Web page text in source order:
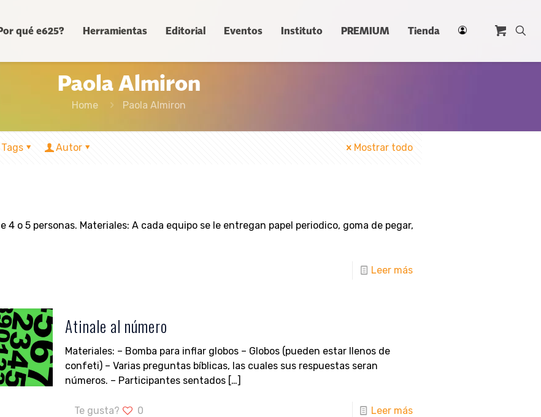
qué e625? Herramientas Editorial Eventos Instituto PREMIUM Tienda
Paola Almiron
Home Paola Almiron
Tags Autor Mostrar todo
4 o 5 personas. Materiales: A cada equipo se le entregan papel periodico, goma de pegar,
Leer más
Atinale al número
Materiales: – Bomba para inflar globos – Globos (pueden estar llenos de
confeti) – Varias preguntas bíblicas, las cuales sus respuestas seran
números. – Participantes sentados[…]
Te gusta? 0 Leer más